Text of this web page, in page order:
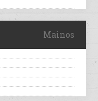
Mainos